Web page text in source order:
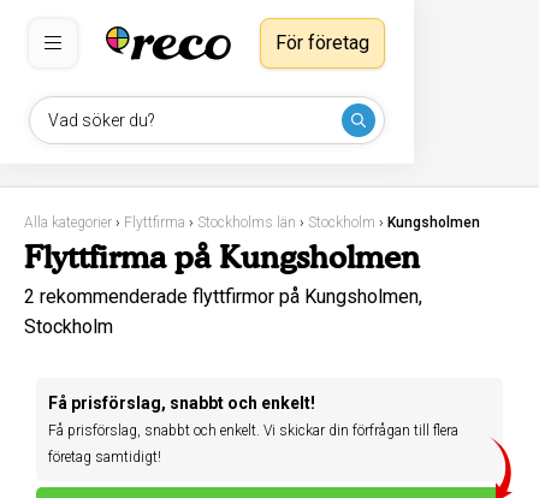
Vad söker du?
För företag
Alla kategorier › Flyttfirma › Stockholms län › Stockholm › Kungsholmen
Flyttfirma på Kungsholmen
2 rekommenderade flyttfirmor på Kungsholmen,
Stockholm
Få prisförslag, snabbt och enkelt!
Få prisförslag, snabbt och enkelt. Vi skickar din förfrågan till flera
företag samtidigt!